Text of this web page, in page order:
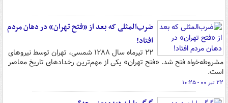
ضرب‌المثلی که بعد از «فتح تهران» در دهان مردم
افتاد!
۲۲ تیرماه سال ۱۲۸۸ شمسی، تهران توسط نیروهای
مشروطه‌خواه فتح شد. «فتح تهران» یکی از مهم‌ترین رخدادهای تاریخ معاصر
است.
۲۲ تیر ۰۰ - ۱۰:۲۵